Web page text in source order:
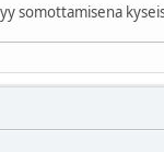
somottamisena